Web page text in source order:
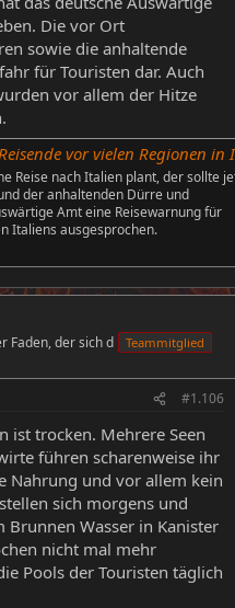
Die vor Ort
sowie die anhaltende
für Touristen dar. Auch
vor allem der Hitze
vor vielen Regionen in
Reise nach Italien plant, der sollte
der anhaltenden Dürre und
Amt eine Reisewarnung für
Italiens ausgesprochen.
Faden, der sich d Teammitglied
#1.106
ist trocken. Mehrere Seen
führen scharenweise ihr
Nahrung und vor allem kein
sich morgens und
Brunnen Wasser in Kanister
nicht mal mehr
Pools der Touristen täglich